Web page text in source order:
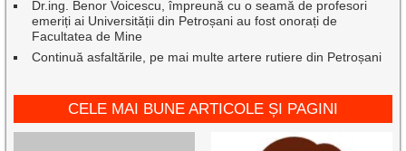
Dr.ing. Benor Voicescu, împreună cu o seamă de profesori
emeriți ai Universității din Petroșani au fost onorați de
Facultatea de Mine
Continuă asfaltările, pe mai multe artere rutiere din Petroșani
CELE MAI BUNE ARTICOLE ȘI PAGINI